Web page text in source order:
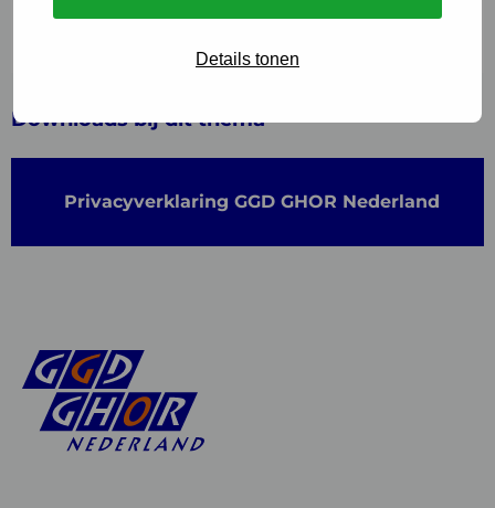
Details tonen
Downloads bij dit thema
Privacyverklaring GGD GHOR Nederland